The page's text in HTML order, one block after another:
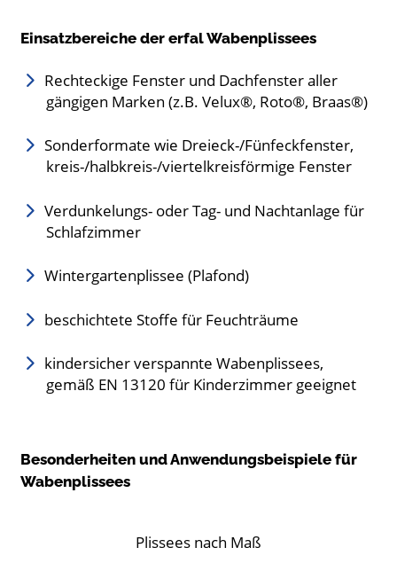
Einsatzbereiche der erfal Wabenplissees
Rechteckige Fenster und Dachfenster aller
gängigen Marken (z.B. Velux®, Roto®, Braas®)
Sonderformate wie Dreieck-/Fünfeckfenster,
kreis-/halbkreis-/viertelkreisförmige Fenster
Verdunkelungs- oder Tag- und Nachtanlage für
Schlafzimmer
Wintergartenplissee (Plafond)
beschichtete Stoffe für Feuchträume
kindersicher verspannte Wabenplissees,
gemäß EN 13120 für Kinderzimmer geeignet
Besonderheiten und Anwendungsbeispiele für
Wabenplissees
Plissees nach Maß